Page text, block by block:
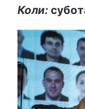
Коли: